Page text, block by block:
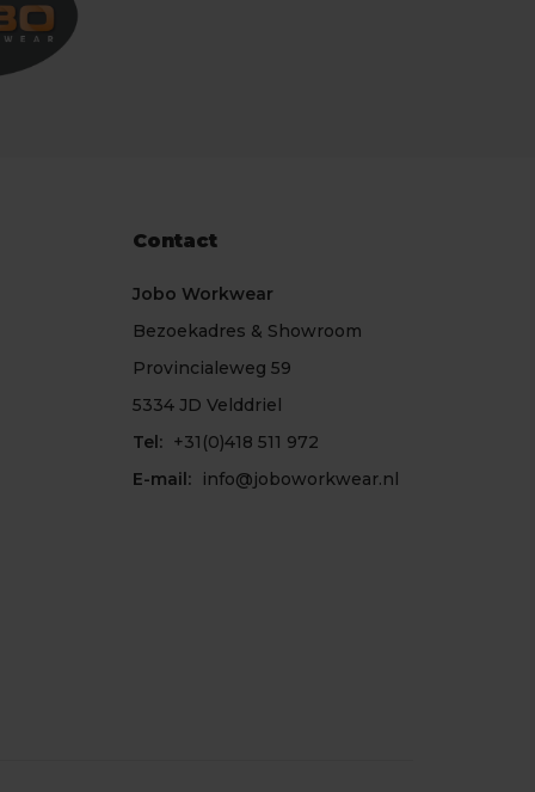
Contact
Jobo Workwear
Bezoekadres & Showroom
Provincialeweg 59
5334 JD Velddriel
Tel: +31(0)418 511 972
E-mail:
info@joboworkwear.nl